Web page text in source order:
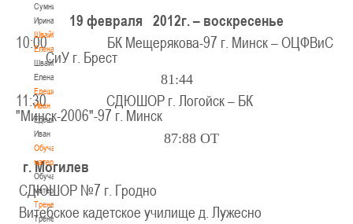
Сумникова
Ирина
Швайбович
Елена
Швайбович
Елена
Едешко
Иван
Едешко
Иван
Обучающие
материалы
Обучающие
материалы
Тренерам
Тренерам
19 февраля 2012г. – воскресенье
10:00 БК Мещерякова-97 г. Минск – ОЦФВиС
СиУ г. Брест
81:44
11:30 СДЮШОР г. Логойск – БК
"Минск-2006"-97 г. Минск
87:88 ОТ
г. Могилев
СДЮШОР №7 г. Гродно
Витебское кадетское училище д. Лужесно